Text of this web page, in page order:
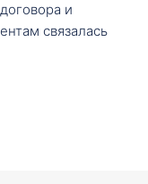
и
связалась
и т.д. После
Сергей с